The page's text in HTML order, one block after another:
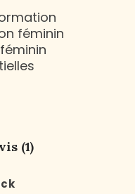
féminin
(1)